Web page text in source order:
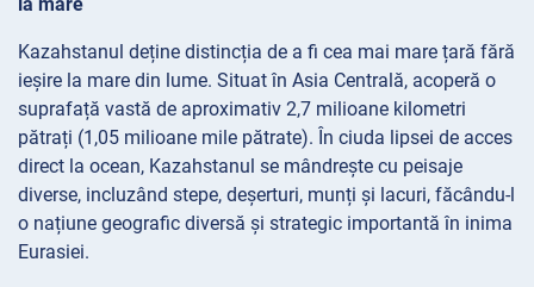
Kazahstanul deține distincția de a fi cea mai mare țară fără
ieșire la mare din lume. Situat în Asia Centrală, acoperă o
suprafață vastă de aproximativ 2,7 milioane kilometri
pătrați (1,05 milioane mile pătrate). În ciuda lipsei de acces
direct la ocean, Kazahstanul se mândrește cu peisaje
diverse, incluzând stepe, deșerturi, munți și lacuri, făcându-l
o națiune geografic diversă și strategic importantă în inima
Eurasiei.